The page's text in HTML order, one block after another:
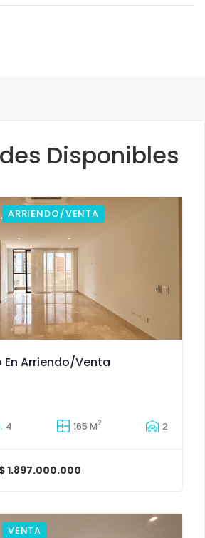
Disponibles
ARRIENDO/VENTA
Arriendo/venta
4 165 M2 2
1.897.000.000
VENTA